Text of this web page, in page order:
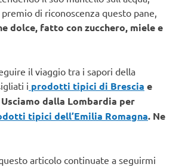
di riconoscenza questo pane,
dolce, fatto con zucchero, miele e
il viaggio tra i sapori della
i prodotti tipici di Brescia e
Usciamo dalla Lombardia per
tipici dell’Emilia Romagna. Ne
articolo continuate a seguirmi